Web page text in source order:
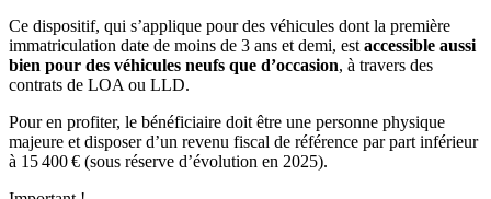
Ce dispositif, qui s’applique pour des véhicules dont la première
immatriculation date de moins de 3 ans et demi, estaccessible aussi
bien pour des véhicules neufs que d’occasion, à travers des
contrats de LOA ou LLD.
Pour en profiter, le bénéficiaire doit être une personne physique
majeure et disposer d’un revenu fiscal de référence par part inférieur
à 15 400 € (sous réserve d’évolution en 2025).